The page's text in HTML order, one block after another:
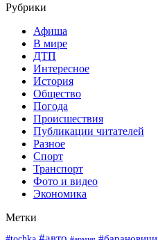
Рубрики
Афиша
В мире
ДТП
Интересное
История
Общество
Погода
Происшествия
Публикации читателей
Разное
Спорт
Транспорт
Фото и видео
Экономика
Метки